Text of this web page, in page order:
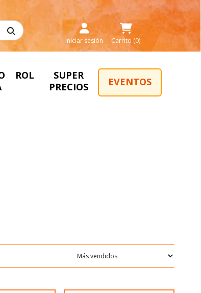
Iniciar sesión Carrito (0)
ROL
SUPER
PRECIOS
EVENTOS